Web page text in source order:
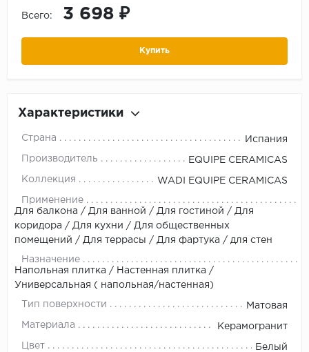
Всего: 3 698 ₽
Купить
Характеристики
Страна Испания
Производитель EQUIPE CERAMICAS
Коллекция WADI EQUIPE CERAMICAS
Применение
Для балкона / Для ванной / Для гостиной / Для
коридора / Для кухни / Для общественных
помещений / Для террасы / Для фартука / для стен
Назначение
Напольная плитка / Настенная плитка /
Универсальная ( напольная/настенная)
Тип поверхности Матовая
Материала Керамогранит
Цвет Белый